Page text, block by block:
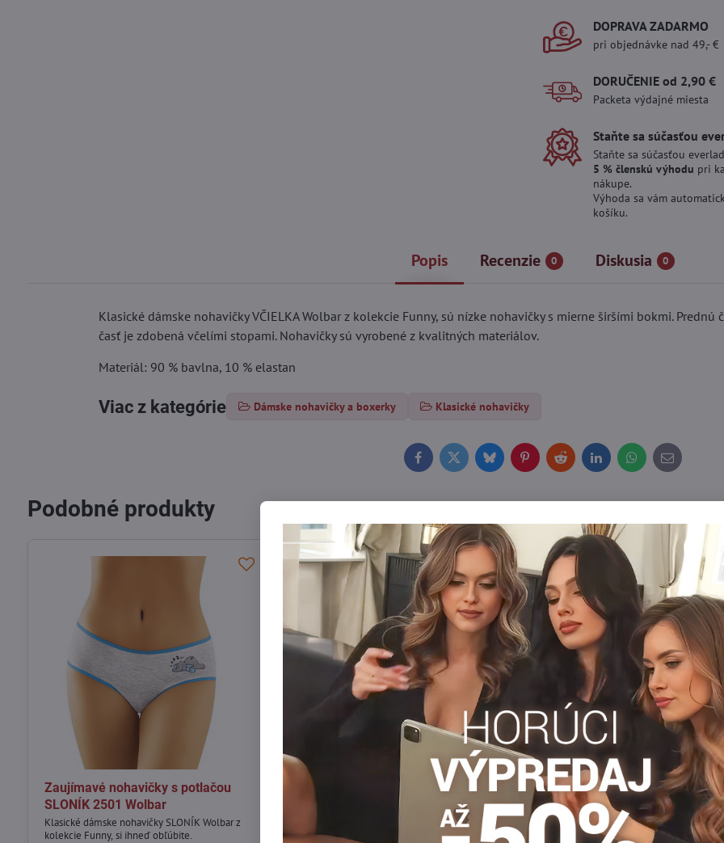
DOPRAVA ZADARMO
pri objednávke nad 49,- €
DORUČENIE od 2,90 €
Packeta výdajné miesta
Staňte sa súčasťou
Staňte sa súčasťou
5 % členskú výhodu pri
nákupe.
Výhoda sa vám
košíku.
Popis Recenzie 0 Diskusia 0
Klasické dámske nohavičky VČIELKA Wolbar z kolekcie Funny, sú nízke nohavičky s mierne širšími bokmi.
časť je zdobená včelími stopami. Nohavičky sú vyrobené z kvalitných materiálov.
Materiál: 90 % bavlna, 10 % elastan
Viac z kategórie Dámske nohavičky a boxerky Klasické nohavičky
FacebookTwitterBlueskyPinterestRedditLinkedInWhatsApp
E-
mail
Podobné produkty
Zaujímavé nohavičky s potlačou
SLONÍK 2501 Wolbar
Klasické dámske nohavičky SLONÍK Wolbar z
kolekcie Funny, si ihneď obľúbite.
Dámske nohavičky s potlačou
MAČIATKA 2502 Wolbar
Klasické dámske nohavičky MAČIATKA 2502
Wolbar z kolekcie Funny, si ihneď obľúbite.
Hladké bezšvové nohavičky
Wolbar
Klasické nohavičky eco-ES vyššieho strihu
vyrobené z príjemnej bavlny.